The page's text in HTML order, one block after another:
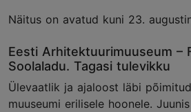
Näitus on avatud kuni 23.
Eesti Arhitektuurimuuseum –
Soolaladu. Tagasi tulevikku
Ülevaatlik ja ajaloost läbi põimitud
muuseumi erilisele hoonele.